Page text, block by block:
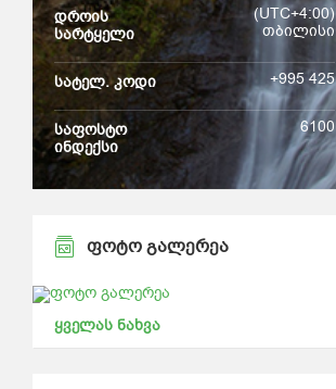
დროის
სარტყელი
(UTC+4:00)
თბილისი
სატელ. კოდი +995 425
საფოსტო
ინდექსი
6100
ᲤᲝᲢᲝ ᲒᲐᲚᲔᲠᲔᲐ
ყველას ნახვა